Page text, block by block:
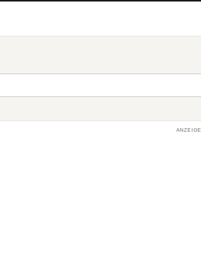
ANZEIGE